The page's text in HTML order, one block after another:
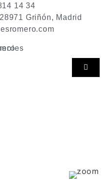
14 34
Griñón, Madrid